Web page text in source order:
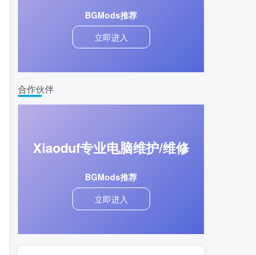
BGMods推荐
立即进入
合作伙伴
Xiaoduf专业电脑维护/维修
BGMods推荐
立即进入